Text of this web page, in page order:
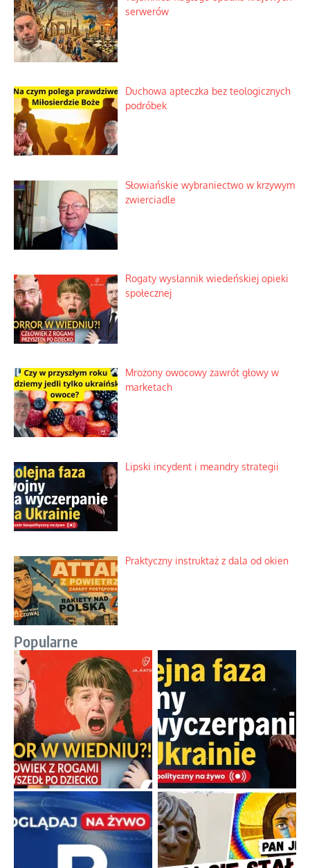
serwerów
Duchowa apteczka bez teologicznych
podróbek
Słowiańskie wybraniectwo w krzywym
zwierciadle
Rogaty wysłannik wiedeńskiej opieki
społecznej
Mrożony owocowy zawrót głowy w
marketach
Lipski incydent i meandry strategii
Praktyczny instruktaż z dala od okien
Popularne